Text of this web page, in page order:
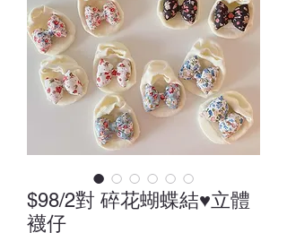
$98/2對 碎花蝴蝶結♥立體
襪仔